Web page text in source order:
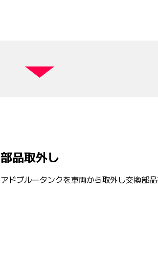
部品取外し
アドブルータンクを車両から取外し交換部